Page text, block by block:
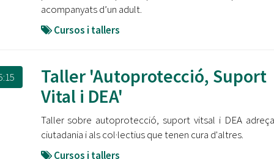
acompanyats d’un adult.
Cursos i tallers
Taller 'Autoprotecció, Suport
Vital i DEA'
Taller sobre autoprotecció, suport vitsal i DEA
ciutadania i als col·lectius que tenen cura d'altres.
Cursos i tallers